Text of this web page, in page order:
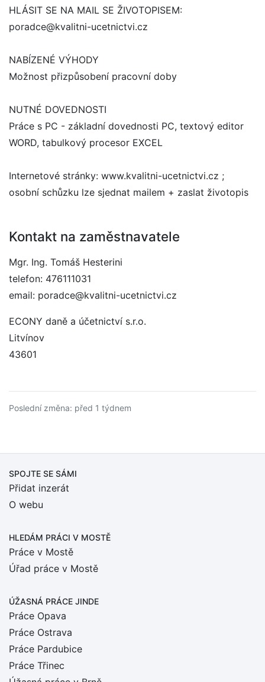
HLÁSIT SE NA MAIL SE ŽIVOTOPISEM:
poradce@kvalitni-ucetnictvi.cz
NABÍZENÉ VÝHODY
Možnost přizpůsobení pracovní doby
NUTNÉ DOVEDNOSTI
Práce s PC - základní dovednosti PC, textový editor
WORD, tabulkový procesor EXCEL
Internetové stránky: www.kvalitni-ucetnictvi.cz ;
osobní schůzku lze sjednat mailem + zaslat životopis
Kontakt na zaměstnavatele
Mgr. Ing. Tomáš Hesterini
telefon: 476111031
email: poradce@kvalitni-ucetnictvi.cz
ECONY daně a účetnictví s.r.o.
Litvínov
43601
Poslední změna: před 1 týdnem
SPOJTE SE SÁMI
Přidat inzerát
O webu
HLEDÁM PRÁCI V MOSTĚ
Práce v Mostě
Úřad práce v Mostě
ÚŽASNÁ PRÁCE JINDE
Práce Opava
Práce Ostrava
Práce Pardubice
Práce Třinec